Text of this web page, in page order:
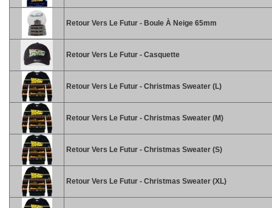
Retour Vers Le Futur - Boule À Neige 65mm
Retour Vers Le Futur - Casquette
Retour Vers Le Futur - Christmas Sweater (L)
Retour Vers Le Futur - Christmas Sweater (M)
Retour Vers Le Futur - Christmas Sweater (S)
Retour Vers Le Futur - Christmas Sweater (XL)